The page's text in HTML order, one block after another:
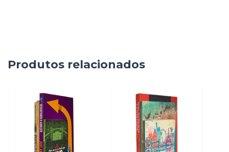
Produtos relacionados